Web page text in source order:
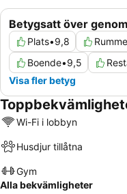
Betygsatt över
Plats•9,8
Boende•9,5
Visa fler betyg
Wi-Fi i lobbyn
Husdjur tillåtna
Gym
Alla bekvämligheter